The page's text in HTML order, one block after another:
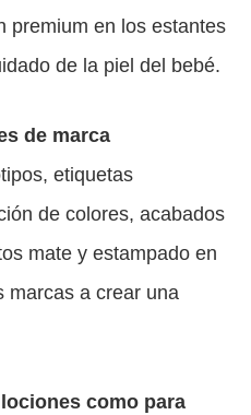
premium en los estantes
de la piel del bebé.
de marca
etiquetas
de colores, acabados
mate y estampado en
marcas a crear una
como para